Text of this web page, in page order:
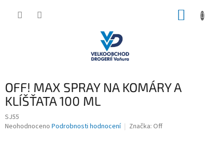
OFF! MAX SPRAY NA KOMÁRY A
KLÍŠŤATA 100 ML
SJ55
Průměrné
Neohodnoceno Podrobnosti hodnocení Značka: Off